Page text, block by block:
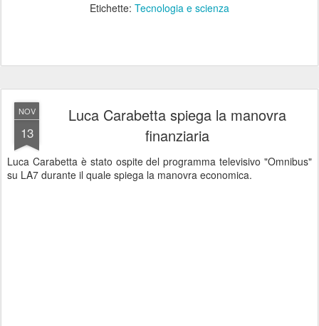
Etichette: Tecnologia e scienza
NOV
13
Luca Carabetta spiega la manovra
finanziaria
Luca Carabetta è stato ospite del programma televisivo "Omnibus"
su LA7 durante il quale spiega la manovra economica.